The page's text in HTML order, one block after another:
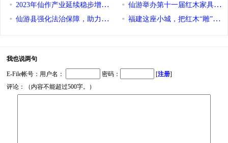
2023年仙作产业延续稳步增长态势
仙游县强化法治保障，助力“仙作”产业可持续发展——以法护企 厚
仙游举办第十一届红木家具精
福建这座小城，把红木“雕”向
我也说两句
E-File帐号：用户名： 密码： [注册]
评论：（内容不能超过500字。）